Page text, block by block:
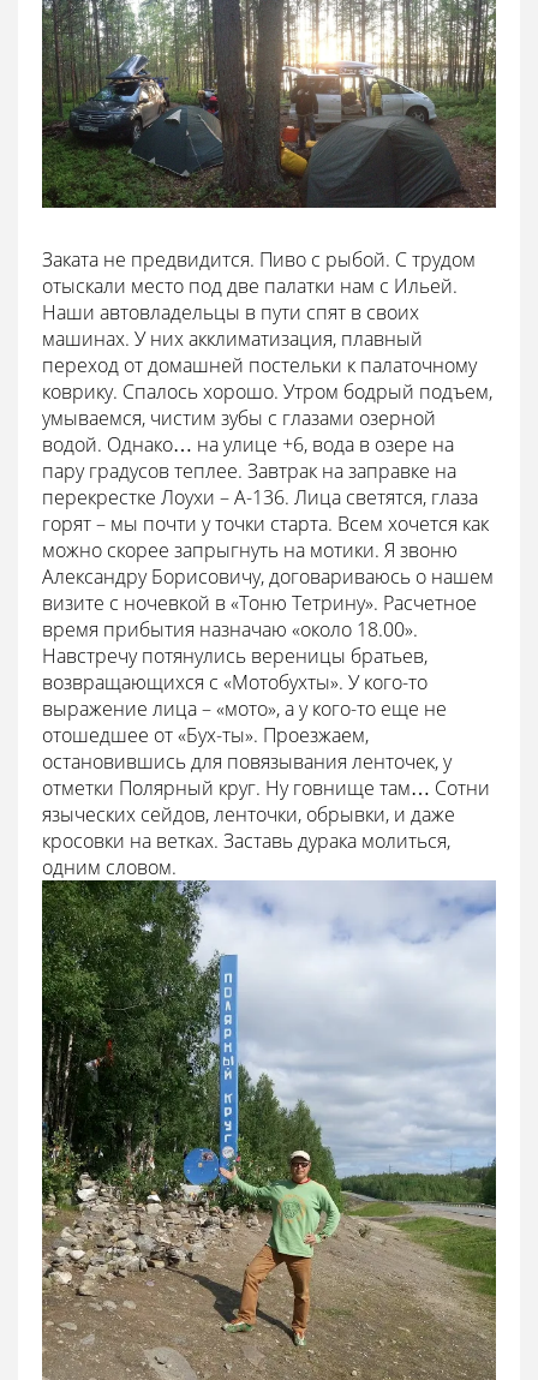
Заката не предвидится. Пиво с рыбой. С трудом
отыскали место под две палатки нам с Ильей.
Наши автовладельцы в пути спят в своих
машинах. У них акклиматизация, плавный
переход от домашней постельки к палаточному
коврику. Спалось хорошо. Утром бодрый подъем,
умываемся, чистим зубы с глазами озерной
водой. Однако… на улице +6, вода в озере на
пару градусов теплее. Завтрак на заправке на
перекрестке Лоухи – А-136. Лица светятся, глаза
горят – мы почти у точки старта. Всем хочется как
можно скорее запрыгнуть на мотики. Я звоню
Александру Борисовичу, договариваюсь о нашем
визите с ночевкой в «Тоню Тетрину». Расчетное
время прибытия назначаю «около 18.00».
Навстречу потянулись вереницы братьев,
возвращающихся с «Мотобухты». У кого-то
выражение лица – «мото», а у кого-то еще не
отошедшее от «Бух-ты». Проезжаем,
остановившись для повязывания ленточек, у
отметки Полярный круг. Ну говнище там… Сотни
языческих сейдов, ленточки, обрывки, и даже
кросовки на ветках. Заставь дурака молиться,
одним словом.